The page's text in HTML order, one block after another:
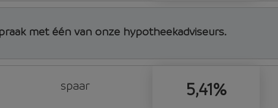
met één van onze hypotheekadviseurs.
spaar 5,41%